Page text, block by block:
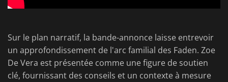
Sur le plan narratif, la bande-annonce laisse entrevoir
un approfondissement de l'arc familial des Faden. Zoe
De Vera est présentée comme une figure de soutien
clé, fournissant des conseils et un contexte à mesure